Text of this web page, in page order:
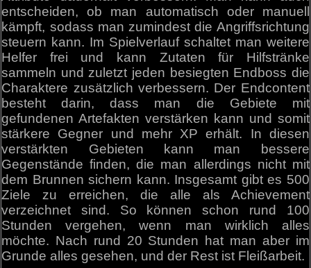
entscheiden, ob man automatisch oder manuell
kämpft, sodass man zumindest die Angriffsrichtung
steuern kann. Im Spielverlauf schaltet man weitere
Helfer frei und kann Zutaten für Hilfstränke
sammeln und zuletzt jeden besiegten Endboss die
Charaktere zusätzlich verbessern. Der Endcontent
besteht darin, dass man die Gebiete mit
gefundenen Artefakten verstärken kann und somit
stärkere Gegner und mehr XP erhält. In diesen
verstärkten Gebieten kann man bessere
Gegenstände finden, die man allerdings nicht mit
dem Brunnen sichern kann. Insgesamt gibt es 500
Ziele zu erreichen, die alle als Achievement
verzeichnet sind. So können schon rund 100
Stunden vergehen, wenn man wirklich alles
möchte. Nach rund 20 Stunden hat man aber im
Grunde alles gesehen, und der Rest ist Fleißarbeit.